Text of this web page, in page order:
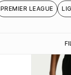
PREMIER LEAGUE